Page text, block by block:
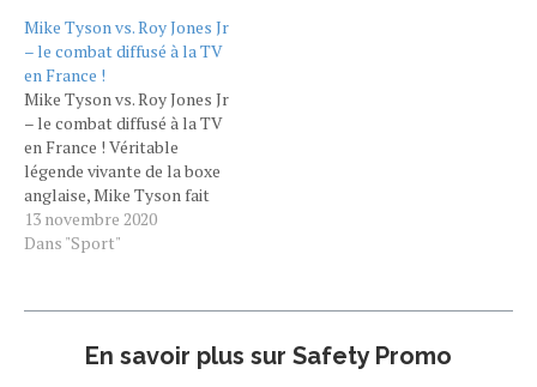
Mike Tyson vs. Roy Jones Jr
– le combat diffusé à la TV
en France !
Mike Tyson vs. Roy Jones Jr
– le combat diffusé à la TV
en France ! Véritable
légende vivante de la boxe
anglaise, Mike Tyson fait
son grand retour sur les
rings contre Roy Jones le 29
juin 2005, Mike Tyson (50–
13 novembre 2020
Dans "Sport"
En savoir plus sur Safety Promo